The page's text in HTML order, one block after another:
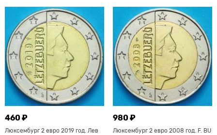
460 ₽
Люксембург 2 евро 2019 год. Лев
980 ₽
Люксембург 2 евро 2008 год. F. BU